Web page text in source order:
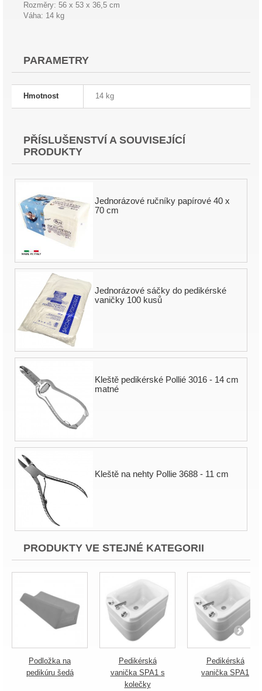
Rozměry: 56 x 53 x 36,5 cm
Váha: 14 kg
PARAMETRY
Hmotnost 14 kg
PŘÍSLUŠENSTVÍ A SOUVISEJÍCÍ
PRODUKTY
Jednorázové ručníky papírové 40 x
70 cm
Jednorázové sáčky do pedikérské
vaničky 100 kusů
Kleště pedikérské Pollié 3016 - 14 cm
matné
Kleště na nehty Pollie 3688 - 11 cm
PRODUKTY VE STEJNÉ KATEGORII
Podložka na
pedikúru šedá
Pedikérská
vanička SPA1 s
kolečky
Pedikérská
vanička SPA1